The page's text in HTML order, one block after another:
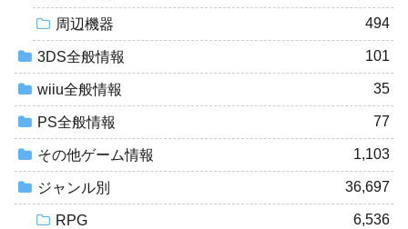
周辺機器 494
3DS全般情報 101
wiiu全般情報 35
PS全般情報 77
その他ゲーム情報 1,103
ジャンル別 36,697
RPG 6,536